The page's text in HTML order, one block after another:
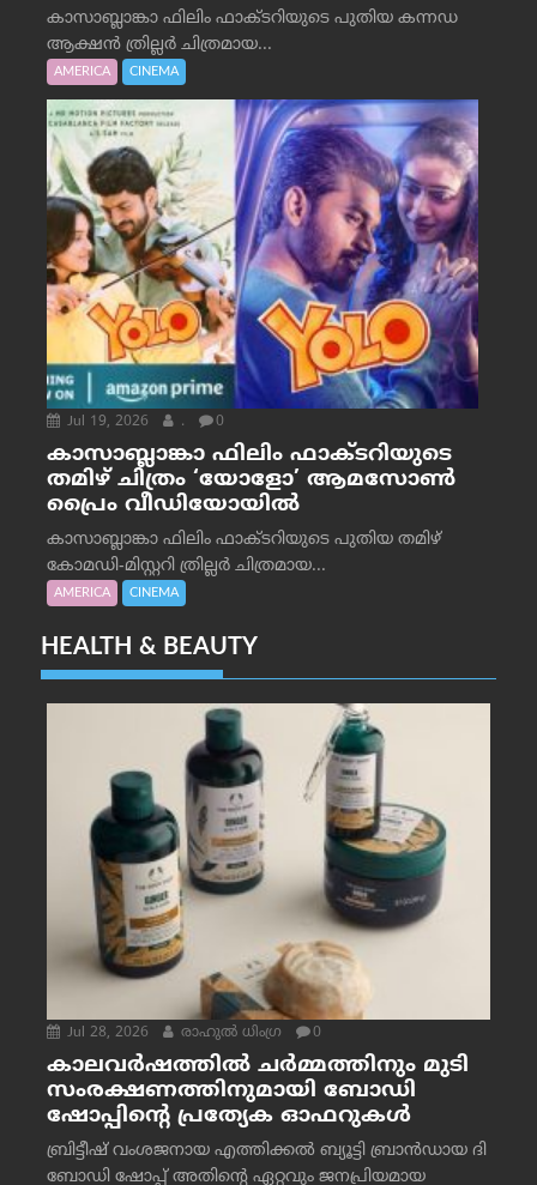
കാസാബ്ലാങ്കാ ഫിലിം ഫാക്ടറിയുടെ പുതിയ കന്നഡ
ആക്ഷൻ ത്രില്ലർ ചിത്രമായ...
AMERICA CINEMA
Jul 19, 2026 . 0
കാസാബ്ലാങ്കാ ഫിലിം ഫാക്ടറിയുടെ
തമിഴ് ചിത്രം ‘യോളോ’ ആമസോൺ
പ്രൈം വീഡിയോയിൽ
കാസാബ്ലാങ്കാ ഫിലിം ഫാക്ടറിയുടെ പുതിയ തമിഴ്
കോമഡി-മിസ്റ്ററി ത്രില്ലർ ചിത്രമായ...
AMERICA CINEMA
HEALTH & BEAUTY
Jul 28, 2026 രാഹുല്‍ ധിംഗ്ര 0
കാലവർഷത്തിൽ ചർമ്മത്തിനും മുടി
സംരക്ഷണത്തിനുമായി ബോഡി
ഷോപ്പിന്റെ പ്രത്യേക ഓഫറുകൾ
ബ്രിട്ടീഷ് വംശജനായ എത്തിക്കൽ ബ്യൂട്ടി ബ്രാൻഡായ ദി
ബോഡി ഷോപ്പ് അതിന്റെ ഏറ്റവും ജനപ്രിയമായ